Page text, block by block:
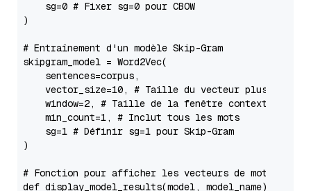
    sg=
0 # Fixer sg=0 pour CBOW
)
# Entraînement d'un modèle Skip-Gram
skipgram_model = Word2Vec(
    sentences=corpus,
    vector_size=
10, # Taille du vecteur plus petite
    window=
2, # Taille de la fenêtre contextuelle
    min_count=
1, # Inclut tous les mots
    sg=
1 # Définir sg=1 pour Skip-Gram
)
# Fonction pour afficher les vecteurs de mots et
def display_model_results(model, model_name) :